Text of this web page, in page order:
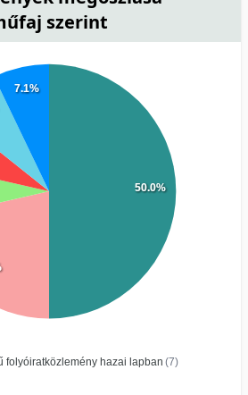
szerint
folyóiratközlemény hazai lapban (7)
50.0%
7.1%